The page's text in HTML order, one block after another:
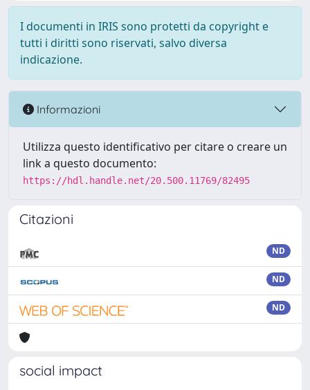
I documenti in IRIS sono protetti da copyright e
tutti i diritti sono riservati, salvo diversa
indicazione.
Informazioni
Utilizza questo identificativo per citare o creare un
link a questo documento:
https://hdl.handle.net/20.500.11769/82495
Citazioni
ND
ND
ND
social impact